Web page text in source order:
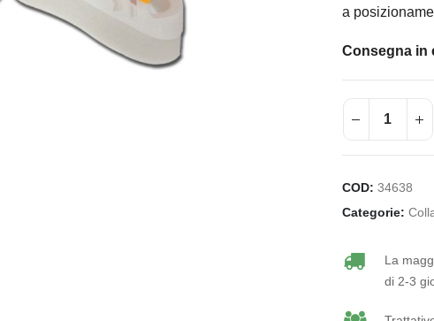
a
Consegna in
COD: 34638
Categorie:
La
di 2-3